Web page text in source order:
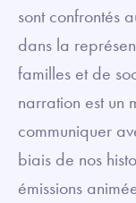
sont confrontés
dans la
familles et de
narration est un
communiquer
biais de nos
émissions